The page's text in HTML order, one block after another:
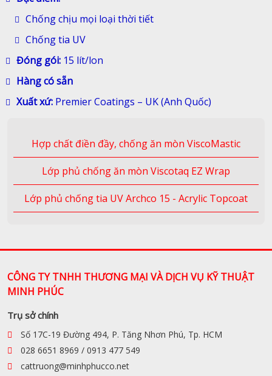
Chống chịu mọi loại thời tiết
Chống tia UV
Đóng gói: 15 lít/lon
Hàng có sẵn
Xuất xứ: Premier Coatings – UK (Anh Quốc)
Hợp chất điền đầy, chống ăn mòn ViscoMastic
Lớp phủ chống ăn mòn Viscotaq EZ Wrap
Lớp phủ chống tia UV Archco 15 - Acrylic Topcoat
CÔNG TY TNHH THƯƠNG MẠI VÀ DỊCH VỤ KỸ THUẬT
MINH PHÚC
Trụ sở chính
Số 17C-19 Đường 494, P. Tăng Nhơn Phú, Tp. HCM
028 6651 8969 / 0913 477 549
cattruong@minhphucco.net